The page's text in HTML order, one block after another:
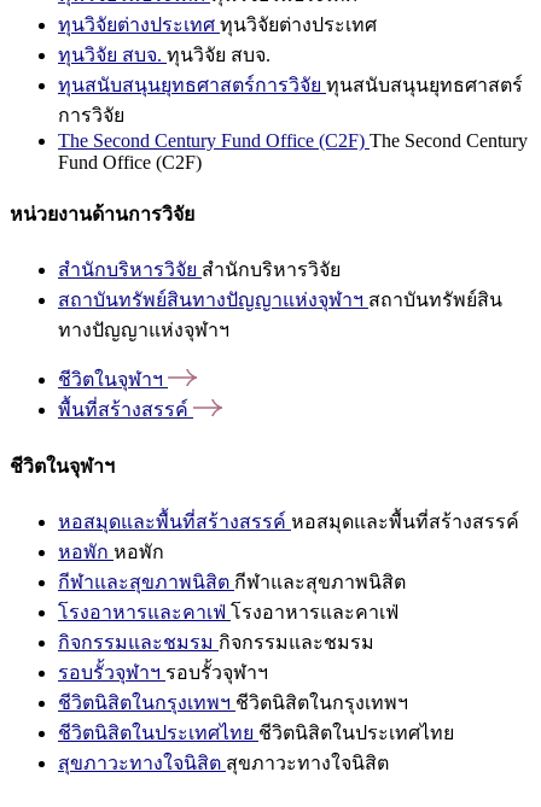
ทุนวิจัยต่างประเทศ ทุนวิจัยต่างประเทศ
ทุนวิจัย สบจ. ทุนวิจัย สบจ.
ทุนสนับสนุนยุทธศาสตร์การวิจัย ทุนสนับสนุนยุทธศาสตร์
การวิจัย
The Second Century Fund Office (C2F) The Second Century
Fund Office (C2F)
หน่วยงานด้านการวิจัย
สำนักบริหารวิจัย สำนักบริหารวิจัย
สถาบันทรัพย์สินทางปัญญาแห่งจุฬาฯ สถาบันทรัพย์สิน
ทางปัญญาแห่งจุฬาฯ
ชีวิตในจุฬาฯ
พื้นที่สร้างสรรค์
ชีวิตในจุฬาฯ
หอสมุดและพื้นที่สร้างสรรค์ หอสมุดและพื้นที่สร้างสรรค์
หอพัก หอพัก
กีฬาและสุขภาพนิสิต กีฬาและสุขภาพนิสิต
โรงอาหารและคาเฟ่ โรงอาหารและคาเฟ่
กิจกรรมและชมรม กิจกรรมและชมรม
รอบรั้วจุฬาฯ รอบรั้วจุฬาฯ
ชีวิตนิสิตในกรุงเทพฯ ชีวิตนิสิตในกรุงเทพฯ
ชีวิตนิสิตในประเทศไทย ชีวิตนิสิตในประเทศไทย
สุขภาวะทางใจนิสิต สุขภาวะทางใจนิสิต